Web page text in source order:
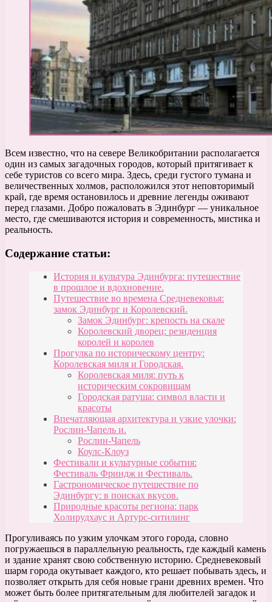
Всем известно, что на севере Великобритании располагается
один из самых загадочных городов, который притягивает к
себе туристов со всего мира. Здесь, среди густого тумана и
величественных холмов, расположился этот неповторимый
край, где время остановилось и древние легенды оживают
перед глазами. Добро пожаловать в Эдинбург — уникальное
место, где смешиваются история и современность, мистика и
реальность.
Содержание статьи:
История и культура Эдинбурга: путешествие
в прошлое и вдохновение.
Путешествие во времена Средневековья:
замок Эдинбург и Королевский.
Замок Эдинбург: крепость на скале
Королевский дворец: резиденция
королей и королев
Прогулка по историческому центру:
Королевская миля и Городская.
Королевская миля: путь к
историческим сокровищам
Городская ратуша: символ власти и
красоты
Впечатляющая архитектура и узкие улочки:
Рослин-Чапель и.
Рослин-Чапель
Коулс-Клоуз
Фестивали и культурные события:
Фестиваль Фриндж и Фестиваль.
Гастрономическое путешествие по
Эдинбургу: в поисках вкусов.
Природные красоты региона: парк
Холирудхаус и Артурс-ситилинг
Прогуливаясь по узким улочкам этого города, словно
погружаешься в параллельную реальность, где каждый камень
и здание хранят свою собственную историю. Средневековый
шарм города окутывает каждого, кто решает побывать здесь, и
позволяет открыть для себя новые грани древних времен. Что
может быть более притягательным для любителей загадок и